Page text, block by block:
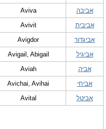
אביבה
Aviva
אביבית
Avivit
אביגדור
Avigdor
אביגיל
Avigail, Abigail
אביה
Aviah
אביחי
Avichai, Avihai
אביטל
Avital